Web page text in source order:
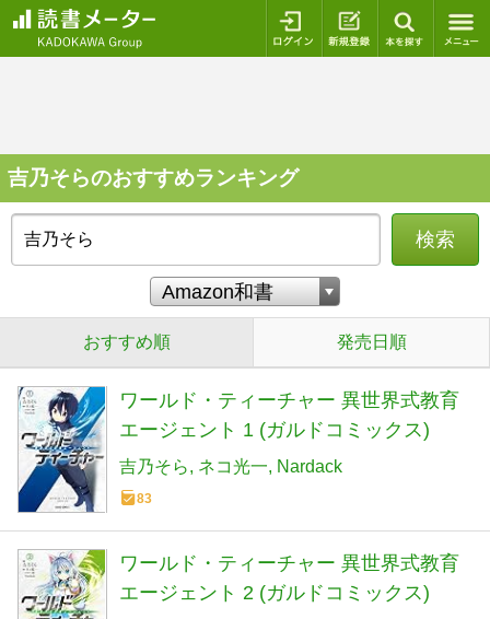
ログイン 新規登録
吉乃そらのおすすめランキング
検索
おすすめ順 発売日順
ワールド・ティーチャー 異世界式教育
エージェント 1 (ガルドコミックス)
吉乃そら ネコ光一 Nardack
83
ワールド・ティーチャー 異世界式教育
エージェント 2 (ガルドコミックス)